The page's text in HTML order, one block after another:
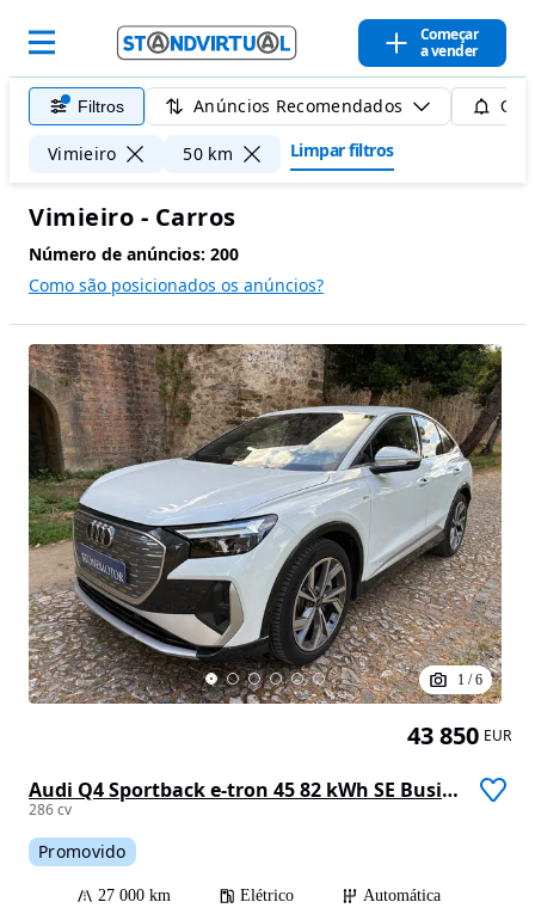
Começar
a vender
Filtros Anúncios Recomendados
Vimieiro 50 km Limpar filtros
Vimieiro - Carros
Número de anúncios: 200
Como são posicionados os anúncios?
1 /6
Audi Q4 Sportback e-tron 45 82 kWh SE Business Plus
286 cv
Promovido
27 000 km Elétrico
Automática
43 850 EUR